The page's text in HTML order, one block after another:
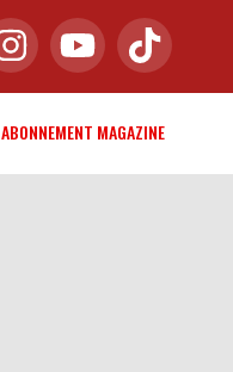
ABONNEMENT MAGAZINE